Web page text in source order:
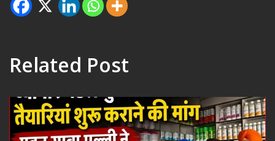
Related Post